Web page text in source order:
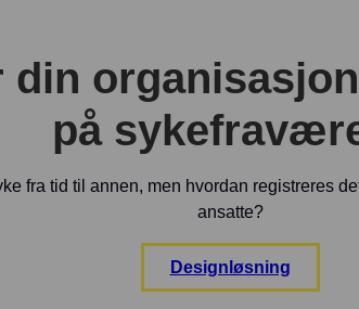
din
på
fra tid til annen, men hvordan registreres
ansatte?
Designløsning